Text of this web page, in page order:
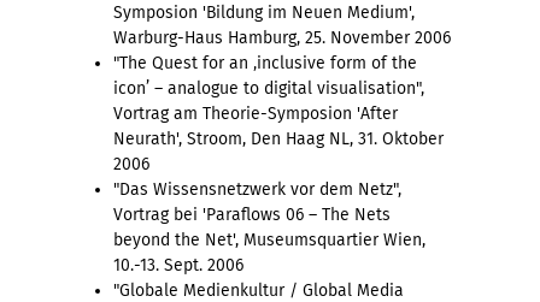
Symposion 'Bildung im Neuen Medium',
Warburg-Haus Hamburg, 25. November 2006
"The Quest for an ‚inclusive form of the
icon’ – analogue to digital visualisation",
Vortrag am Theorie-Symposion 'After
Neurath', Stroom, Den Haag NL, 31. Oktober
2006
"Das Wissensnetzwerk vor dem Netz",
Vortrag bei 'Paraflows 06 – The Nets
beyond the Net', Museumsquartier Wien,
10.-13. Sept. 2006
"Globale Medienkultur / Global Media